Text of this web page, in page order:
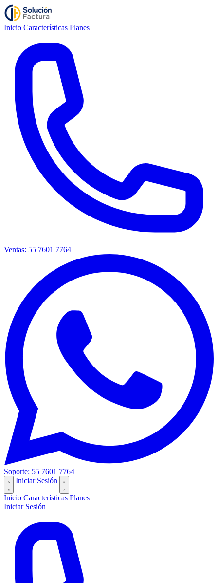
Inicio Características Planes
Ventas: 55 7601 7764
Soporte: 55 7601 7764
Iniciar Sesión
Inicio Características Planes
Iniciar Sesión